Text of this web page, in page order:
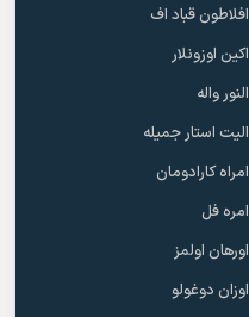
افلاطون قباد اف
اکین اوزونلار
النور واله
الیت استار جمیله
امراه کارادومان
امره فل
اورهان اولمز
اوزان دوغولو